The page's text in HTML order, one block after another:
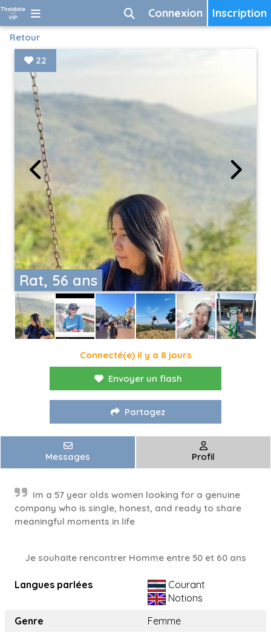
Inscription
Connexion
Retour
Rat, 56 ans
22
Connecté(e) il y a 8 jours
Envoyer un flash
Partagez
Messages Profil
Im a 57 year olds women looking for a genuine
company who is single, honest, and ready to share
meaningful moments in life
Je souhaite rencontrer Homme entre 50 et 60 ans
Langues parlées
Courant
Notions
Genre
Femme